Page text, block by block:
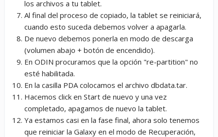
los archivos a tu tablet.
Al final del proceso de copiado, la tablet se reiniciará,
cuando esto suceda debemos volver a apagarla.
De nuevo debemos ponerla en modo de descarga
(volumen abajo + botón de encendido).
En ODIN procuramos que la opción "re-partition" no
esté habilitada.
En la casilla PDA colocamos el archivo dbdata.tar.
Hacemos click en Start de nuevo y una vez
completado, apagamos de nuevo la tablet.
Ya estamos casi en la fase final, ahora solo tenemos
que reiniciar la Galaxy en el modo de Recuperación,